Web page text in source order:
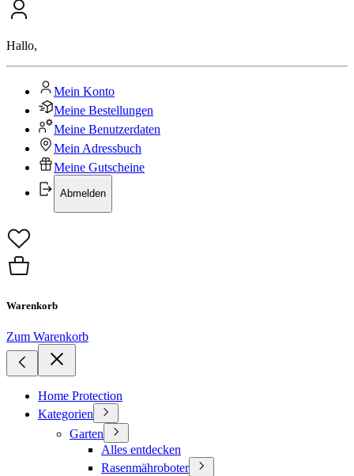
Hallo,
Mein Konto
Meine Bestellungen
Meine Benutzerdaten
Mein Adressbuch
Meine Gutscheine
Abmelden
Warenkorb
Zum Warenkorb
Home Protection
Kategorien
Garten
Alles entdecken
Rasenmähroboter